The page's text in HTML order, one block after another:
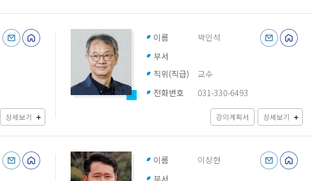
상세보기
이름
박인석
부서
직위(직급)
교수
전화번호
031-330-6493
강의계획서 상세보기
이름
이상현
부서